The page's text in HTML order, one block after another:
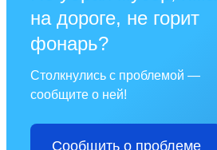
на дороге, не горит
фонарь?
Столкнулись с проблемой —
сообщите о ней!
Сообщить о проблеме